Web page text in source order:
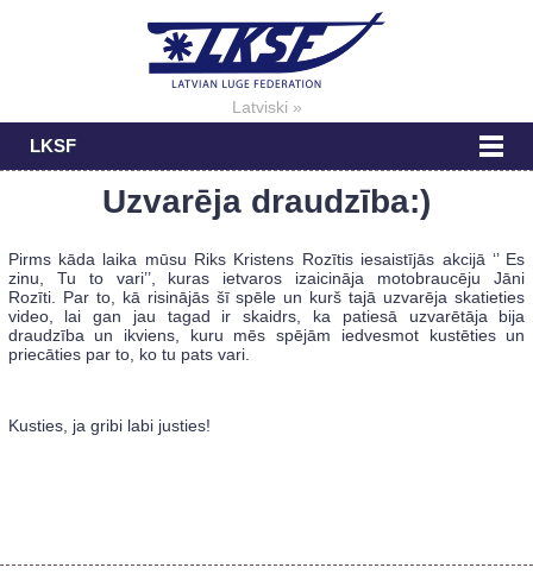
Latviski »
LKSF
Uzvarēja draudzība:)
Pirms kāda laika mūsu Riks Kristens Rozītis iesaistījās akcijā ‘’ Es
zinu, Tu to vari’’, kuras ietvaros izaicināja motobraucēju Jāni
Rozīti. Par to, kā risinājās šī spēle un kurš tajā uzvarēja skatieties
video, lai gan jau tagad ir skaidrs, ka patiesā uzvarētāja bija
draudzība un ikviens, kuru mēs spējām iedvesmot kustēties un
priecāties par to, ko tu pats vari.
Kusties, ja gribi labi justies!